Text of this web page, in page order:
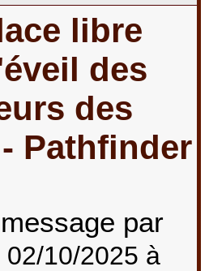
libre
des
des
Pathfinder
par
02/10/2025 à